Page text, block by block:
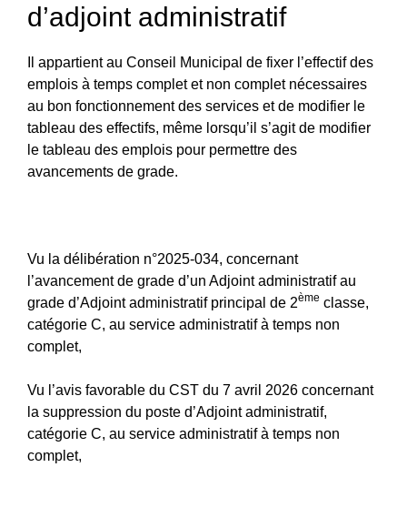
d’adjoint administratif
Il appartient au Conseil Municipal de fixer l’effectif des
emplois à temps complet et non complet nécessaires
au bon fonctionnement des services et de modifier le
tableau des effectifs, même lorsqu’il s’agit de modifier
le tableau des emplois pour permettre des
avancements de grade.
Vu la délibération n°2025-034, concernant
l’avancement de grade d’un Adjoint administratif au
grade d’Adjoint administratif principal de 2ème classe,
catégorie C, au service administratif à temps non
complet,
Vu l’avis favorable du CST du 7 avril 2026 concernant
la suppression du poste d’Adjoint administratif,
catégorie C, au service administratif à temps non
complet,